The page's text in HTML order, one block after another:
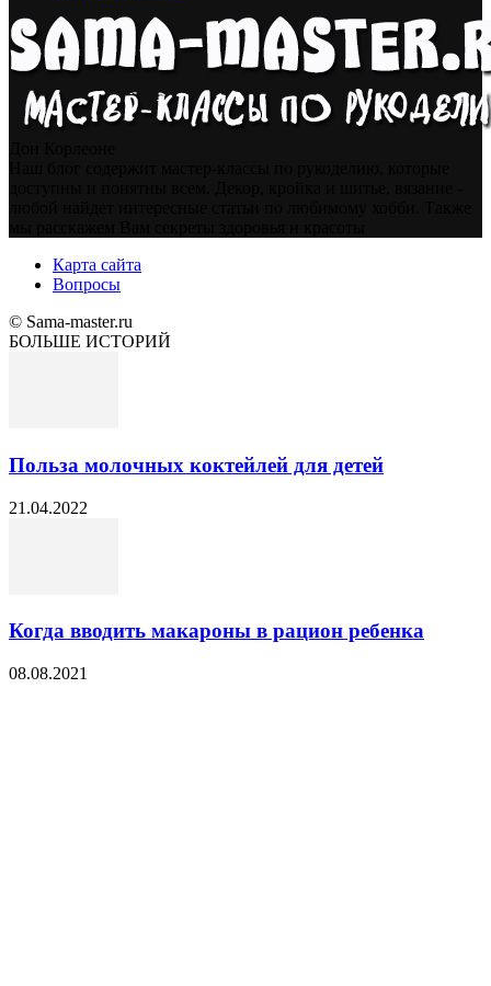
Карта сайта
Вопросы
© Sama-master.ru
БОЛЬШЕ ИСТОРИЙ
Польза молочных коктейлей для детей
21.04.2022
Когда вводить макароны в рацион ребенка
08.08.2021